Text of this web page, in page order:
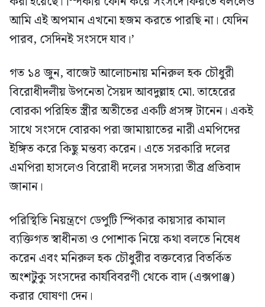
আমি এই অপমান এখনো হজম করতে পারছি না। যেদিন
পারব, সেদিনই সংসদে যাব।’
গত ১৪ জুন, বাজেট আলোচনায় মনিরুল হক চৌধুরী
বিরোধীদলীয় উপনেতা সৈয়দ আবদুল্লাহ মো. তাহেরের
বোরকা পরিহিত স্ত্রীর অতীতের একটি প্রসঙ্গ টানেন। একই
সাথে সংসদে বোরকা পরা জামায়াতের নারী এমপিদের
ইঙ্গিত করে কিছু মন্তব্য করেন। এতে সরকারি দলের
এমপিরা হাসলেও বিরোধী দলের সদস্যরা তীব্র প্রতিবাদ
জানান।
পরিস্থিতি নিয়ন্ত্রণে ডেপুটি স্পিকার কায়সার কামাল
ব্যক্তিগত স্বাধীনতা ও পোশাক নিয়ে কথা বলতে নিষেধ
করেন এবং মনিরুল হক চৌধুরীর বক্তব্যের বিতর্কিত
অংশটুকু সংসদের কার্যবিবরণী থেকে বাদ (এক্সপাঞ্জ)
করার ঘোষণা দেন।